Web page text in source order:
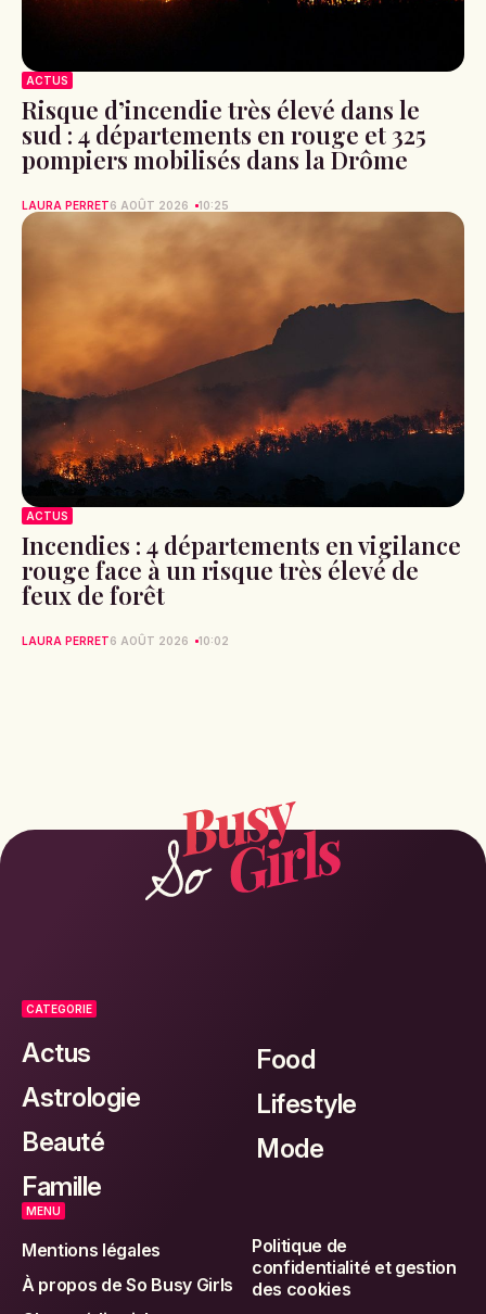
ACTUS
Risque d’incendie très élevé dans le
sud : 4 départements en rouge et 325
pompiers mobilisés dans la Drôme
LAURA PERRET6 AOÛT 2026 10:25
ACTUS
Incendies : 4 départements en vigilance
rouge face à un risque très élevé de
feux de forêt
LAURA PERRET6 AOÛT 2026 10:02
CATEGORIE
Actus
Astrologie
Beauté
Famille
Food
Lifestyle
Mode
MENU
Mentions légales
À propos de So Busy Girls
Politique de
confidentialité et gestion
des cookies